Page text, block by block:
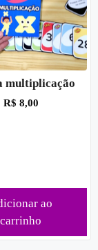
multiplicação
R$ 8,00
ao
carrinho